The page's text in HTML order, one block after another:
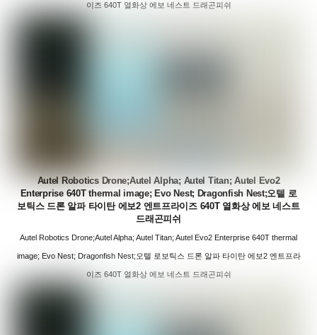
이즈 640T 열화상 에보 네스트 드래곤피쉬
Autel Robotics Drone;Autel Alpha; Autel Titan; Autel Evo2
Enterprise 640T thermal image; Evo Nest; Dragonfish Nest;오텔 로
보틱스 드론 알파 타이탄 에보2 엔트프라이즈 640T 열화상 에보 네스트
드래곤피쉬
Autel Robotics Drone;Autel Alpha; Autel Titan; Autel Evo2 Enterprise 640T thermal
image; Evo Nest; Dragonfish Nest;오텔 로보틱스 드론 알파 타이탄 에보2 엔트프라
이즈 640T 열화상 에보 네스트 드래곤피쉬